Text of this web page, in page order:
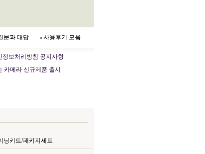
문과 대답 사용후기 모음
정보처리방침 공지사항
카메라 신규제품 출시
닝키트/패키지세트